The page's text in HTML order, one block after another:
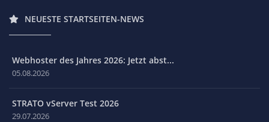
NEUESTE STARTSEITEN-NEWS
Webhoster des Jahres 2026: Jetzt abst...
05.08.2026
STRATO vServer Test 2026
29.07.2026